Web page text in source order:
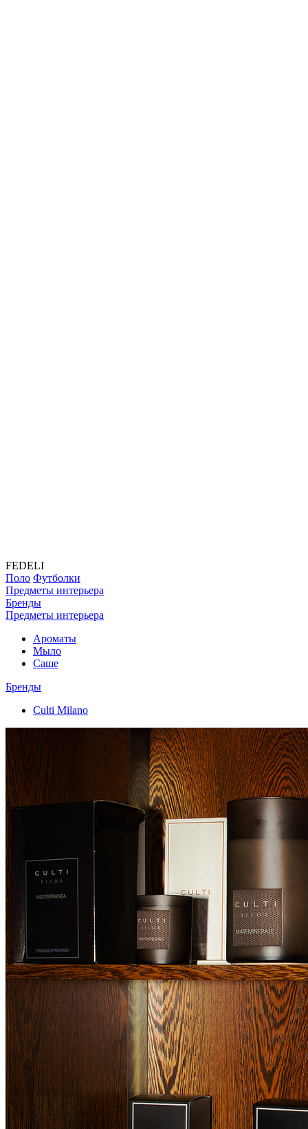
FEDELI
Поло Футболки
Предметы интерьера
Бренды
Предметы интерьера
Ароматы
Мыло
Саше
Бренды
Culti Milano